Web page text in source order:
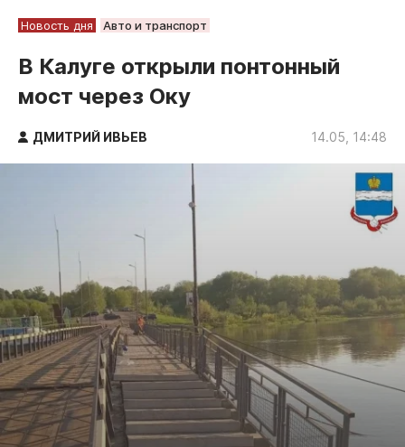
РУБРИКИ
Новости компаний
Статьи
Народные новости
Авто и транспорт
Недвижимость и ЖКХ
Образование
Общество
Погода
Праздники
Происшествия
Спорт
Новость дня Авто и транспорт
В Калуге открыли понтонный
мост через Оку
ДМИТРИЙ ИВЬЕВ 14.05, 14:48